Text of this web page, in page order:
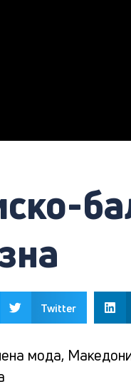
Twitter
мода,